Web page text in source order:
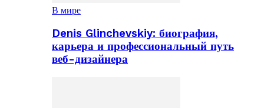
В мире
Denis Glinchevskiy: биография,
карьера и профессиональный путь
веб-дизайнера